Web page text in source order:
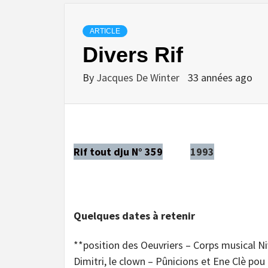
ARTICLE
Divers Rif
By Jacques De Winter 33 années ago
Rif tout dju N° 359 1993
Quelques dates à retenir
**position des Oeuvriers – Corps musical
Dimitri, le clown – Pûnicions et Ene Clè pou